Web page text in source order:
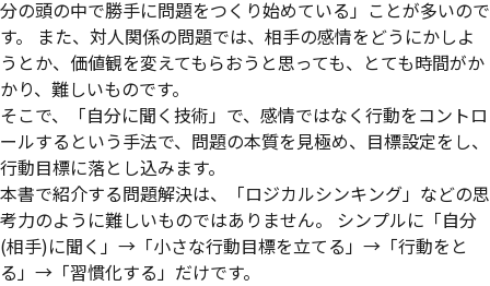
分の頭の中で勝手に問題をつくり始めている」ことが多いので
す。 また、対人関係の問題では、相手の感情をどうにかしよ
うとか、価値観を変えてもらおうと思っても、とても時間がか
かり、難しいものです。
そこで、「自分に聞く技術」で、感情ではなく行動をコントロ
ールするという手法で、問題の本質を見極め、目標設定をし、
行動目標に落とし込みます。
本書で紹介する問題解決は、「ロジカルシンキング」などの思
考力のように難しいものではありません。 シンプルに「自分
(相手)に聞く」→「小さな行動目標を立てる」→「行動をと
る」→「習慣化する」だけです。